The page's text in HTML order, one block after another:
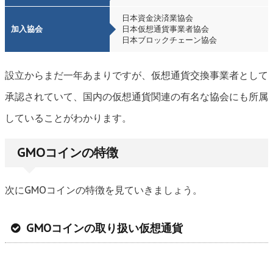
加入協会
日本資金決済業協会
日本仮想通貨事業者協会
日本ブロックチェーン協会
設立からまだ一年あまりですが、仮想通貨交換事業者として
承認されていて、国内の仮想通貨関連の有名な協会にも所属
していることがわかります。
GMOコインの特徴
次にGMOコインの特徴を見ていきましょう。
GMOコインの取り扱い仮想通貨